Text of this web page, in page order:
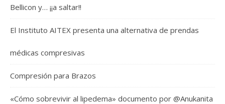
Bellicon y… ¡¡a saltar!!
El Instituto AITEX presenta una alternativa de prendas
médicas compresivas
Compresión para Brazos
«Cómo sobrevivir al lipedema» documento por @Anukanita